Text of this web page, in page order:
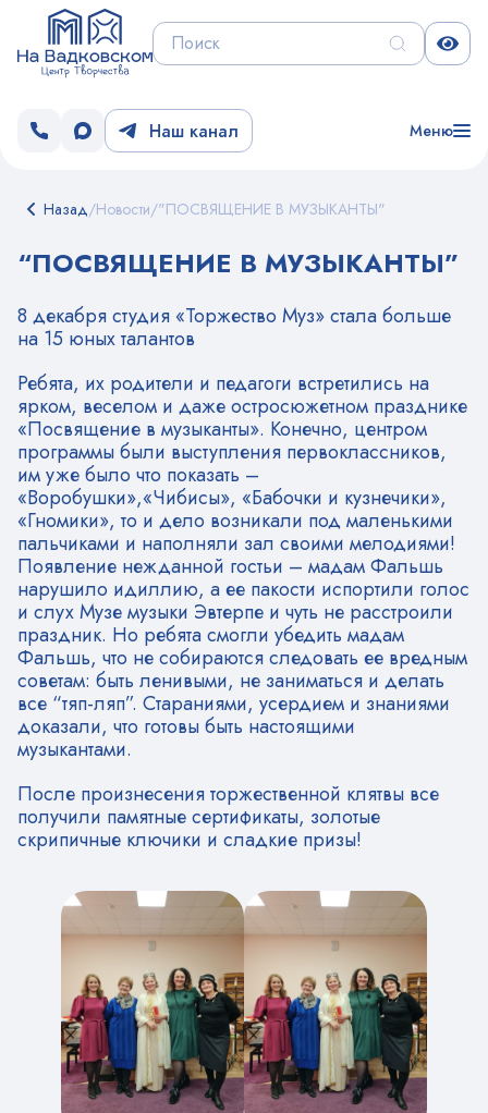
Наш канал Меню
Назад/Новости/"ПОСВЯЩЕНИЕ В МУЗЫКАНТЫ"
“ПОСВЯЩЕНИЕ В МУЗЫКАНТЫ”
8 декабря студия «Торжество Муз» стала больше
на 15 юных талантов
Ребята, их родители и педагоги встретились на
ярком, веселом и даже остросюжетном празднике
«Посвящение в музыканты». Конечно, центром
программы были выступления первоклассников,
им уже было что показать –
«Воробушки»,«Чибисы», «Бабочки и кузнечики»,
«Гномики», то и дело возникали под маленькими
пальчиками и наполняли зал своими мелодиями!
Появление нежданной гостьи – мадам Фальшь
нарушило идиллию, а ее пакости испортили голос
и слух Музе музыки Эвтерпе и чуть не расстроили
праздник. Но ребята смогли убедить мадам
Фальшь, что не собираются следовать ее вредным
советам: быть ленивыми, не заниматься и делать
все “тяп-ляп”. Стараниями, усердием и знаниями
доказали, что готовы быть настоящими
музыкантами.
После произнесения торжественной клятвы все
получили памятные сертификаты, золотые
скрипичные ключики и сладкие призы!